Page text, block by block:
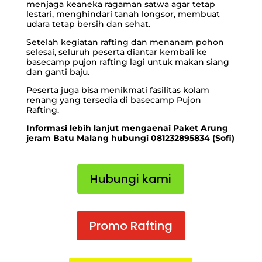
menjaga keaneka ragaman satwa agar tetap
lestari, menghindari tanah longsor, membuat
udara tetap bersih dan sehat.
Setelah kegiatan rafting dan menanam pohon
selesai, seluruh peserta diantar kembali ke
basecamp pujon rafting lagi untuk makan siang
dan ganti baju.
Peserta juga bisa menikmati fasilitas kolam
renang yang tersedia di basecamp Pujon
Rafting.
Informasi lebih lanjut mengaenai Paket Arung
jeram Batu Malang hubungi 081232895834 (Sofi)
Hubungi kami
Promo Rafting